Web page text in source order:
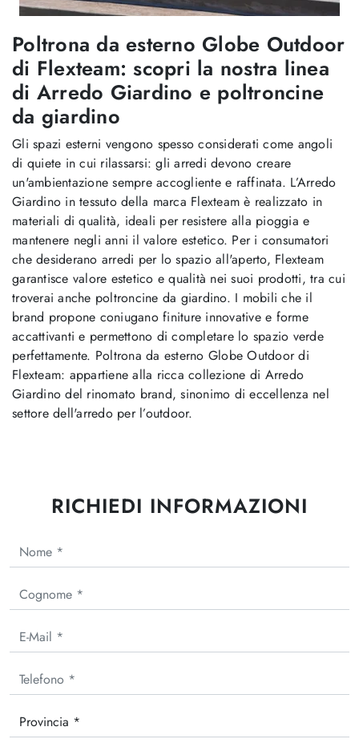
Poltrona da esterno Globe Outdoor
di Flexteam: scopri la nostra linea
di Arredo Giardino e poltroncine
da giardino
Gli spazi esterni vengono spesso considerati come angoli
di quiete in cui rilassarsi: gli arredi devono creare
un'ambientazione sempre accogliente e raffinata. L’Arredo
Giardino in tessuto della marca Flexteam è realizzato in
materiali di qualità, ideali per resistere alla pioggia e
mantenere negli anni il valore estetico. Per i consumatori
che desiderano arredi per lo spazio all'aperto, Flexteam
garantisce valore estetico e qualità nei suoi prodotti, tra cui
troverai anche poltroncine da giardino. I mobili che il
brand propone coniugano finiture innovative e forme
accattivanti e permettono di completare lo spazio verde
perfettamente. Poltrona da esterno Globe Outdoor di
Flexteam: appartiene alla ricca collezione di Arredo
Giardino del rinomato brand, sinonimo di eccellenza nel
settore dell'arredo per l’outdoor.
RICHIEDI INFORMAZIONI